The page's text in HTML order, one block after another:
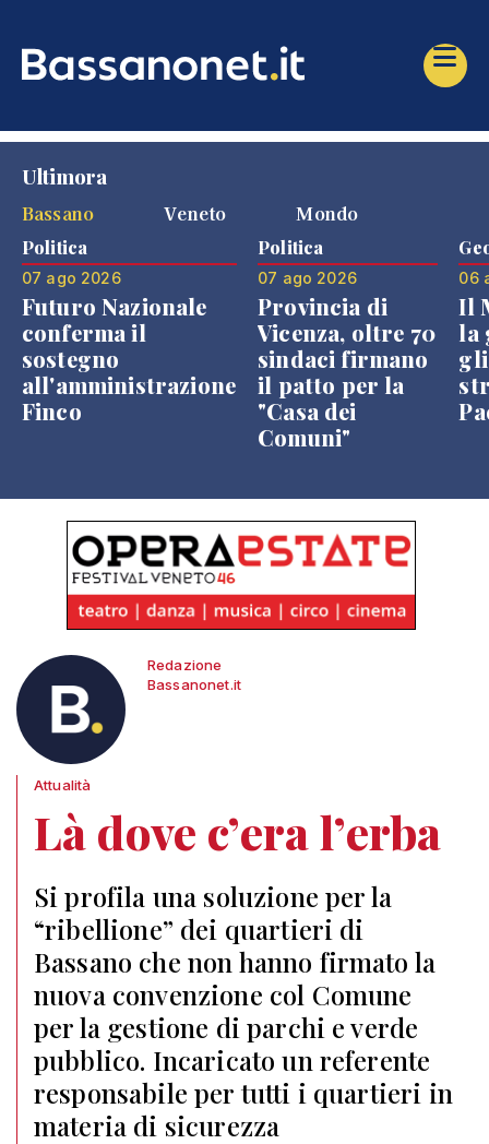
Ultimora
Bassano
Veneto Mondo
Politica
07 ago 2026
Futuro Nazionale
conferma il
sostegno
all'amministrazione
Finco
Politica
07 ago 2026
Provincia di
Vicenza, oltre 70
sindaci firmano
il patto per la
"Casa dei
Comuni"
06
Il
la
Redazione
Bassanonet.it
Attualità
Là dove c’era l’erba
Si profila una soluzione per la
“ribellione” dei quartieri di
Bassano che non hanno firmato la
nuova convenzione col Comune
per la gestione di parchi e verde
pubblico. Incaricato un referente
responsabile per tutti i quartieri in
materia di sicurezza